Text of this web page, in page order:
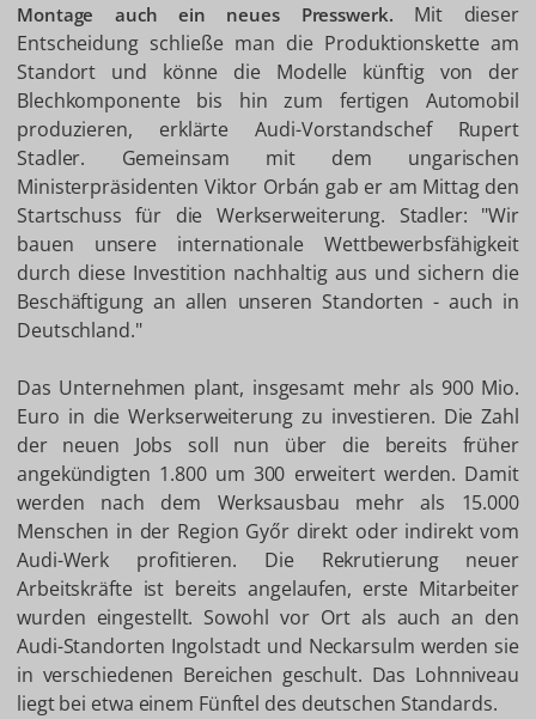
Montage auch ein neues Presswerk. Mit dieser
Entscheidung schließe man die Produktionskette am
Standort und könne die Modelle künftig von der
Blechkomponente bis hin zum fertigen Automobil
produzieren, erklärte Audi-Vorstandschef Rupert
Stadler. Gemeinsam mit dem ungarischen
Ministerpräsidenten Viktor Orbán gab er am Mittag den
Startschuss für die Werkserweiterung. Stadler: "Wir
bauen unsere internationale Wettbewerbsfähigkeit
durch diese Investition nachhaltig aus und sichern die
Beschäftigung an allen unseren Standorten - auch in
Deutschland."
Das Unternehmen plant, insgesamt mehr als 900 Mio.
Euro in die Werkserweiterung zu investieren. Die Zahl
der neuen Jobs soll nun über die bereits früher
angekündigten 1.800 um 300 erweitert werden. Damit
werden nach dem Werksausbau mehr als 15.000
Menschen in der Region Győr direkt oder indirekt vom
Audi-Werk profitieren. Die Rekrutierung neuer
Arbeitskräfte ist bereits angelaufen, erste Mitarbeiter
wurden eingestellt. Sowohl vor Ort als auch an den
Audi-Standorten Ingolstadt und Neckarsulm werden sie
in verschiedenen Bereichen geschult. Das Lohnniveau
liegt bei etwa einem Fünftel des deutschen Standards.